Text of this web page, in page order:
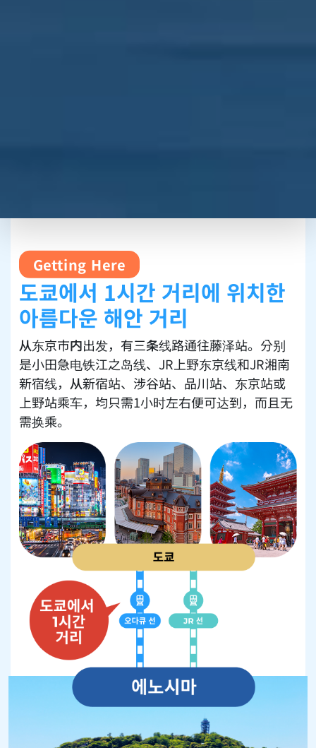
Getting Here
도쿄에서 1시간 거리에 위치한
아름다운 해안 거리
从东京市内出发，有三条线路通往藤泽站。分别
是小田急电铁江之岛线、JR上野东京线和JR湘南
新宿线，从新宿站、涉谷站、品川站、东京站或
上野站乘车，均只需1小时左右便可达到，而且无
需换乘。